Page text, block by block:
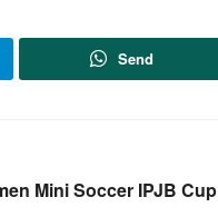
Send
Mini Soccer IPJB Cup